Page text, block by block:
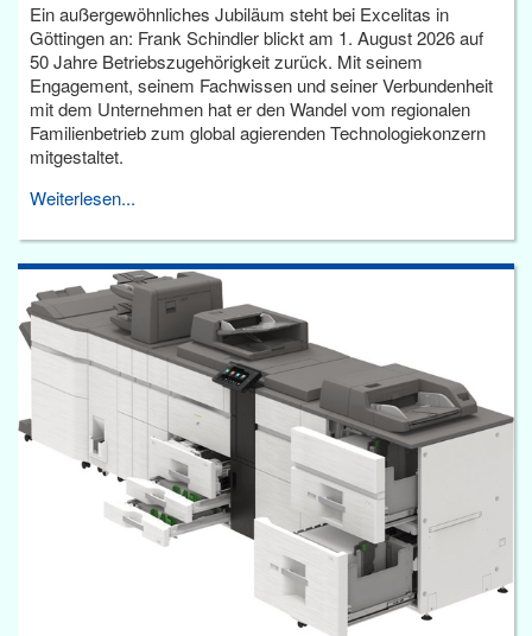
Ein außergewöhnliches Jubiläum steht bei Excelitas in
Göttingen an: Frank Schindler blickt am 1. August 2026 auf
50 Jahre Betriebszugehörigkeit zurück. Mit seinem
Engagement, seinem Fachwissen und seiner Verbundenheit
mit dem Unternehmen hat er den Wandel vom regionalen
Familienbetrieb zum global agierenden Technologiekonzern
mitgestaltet.
Weiterlesen...